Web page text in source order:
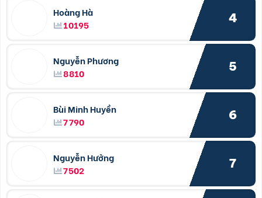
Hoàng Hà
10195
4
Nguyễn Phương
8810
5
Bùi Minh Huyền
7790
6
Nguyễn Hưởng
7502
7